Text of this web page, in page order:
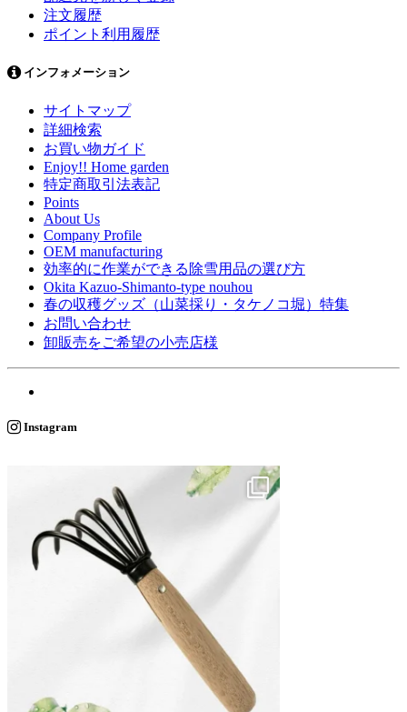
注文履歴
ポイント利用履歴
インフォメーション
サイトマップ
詳細検索
お買い物ガイド
Enjoy!! Home garden
特定商取引法表記
Points
About Us
Company Profile
OEM manufacturing
効率的に作業ができる除雪用品の選び方
Okita Kazuo-Shimanto-type nouhou
春の収穫グッズ（山菜採り・タケノコ堀）特集
お問い合わせ
卸販売をご希望の小売店様
Instagram